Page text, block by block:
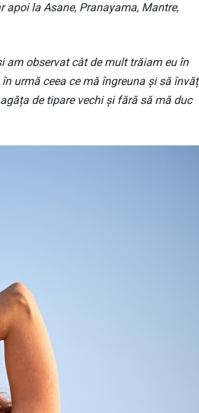
la Asane, Pranayama, Mantre,
am observat cât de mult trăiam eu în
urmă ceea ce mă îngreuna și să învăț
de tipare vechi și fără să mă duc